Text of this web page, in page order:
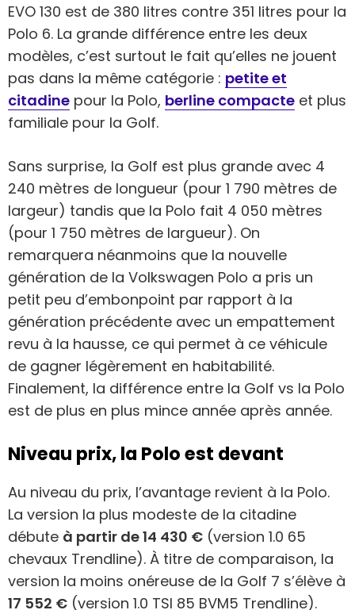
EVO 130 est de 380 litres contre 351 litres pour la
Polo 6. La grande différence entre les deux
modèles, c’est surtout le fait qu’elles ne jouent
pas dans la même catégorie : petite et
citadine pour la Polo, berline compacte et plus
familiale pour la Golf.
Sans surprise, la Golf est plus grande avec 4
240 mètres de longueur (pour 1 790 mètres de
largeur) tandis que la Polo fait 4 050 mètres
(pour 1 750 mètres de largueur). On
remarquera néanmoins que la nouvelle
génération de la Volkswagen Polo a pris un
petit peu d’embonpoint par rapport à la
génération précédente avec un empattement
revu à la hausse, ce qui permet à ce véhicule
de gagner légèrement en habitabilité.
Finalement, la différence entre la Golf vs la Polo
est de plus en plus mince année après année.
Niveau prix, la Polo est devant
Au niveau du prix, l’avantage revient à la Polo.
La version la plus modeste de la citadine
débute à partir de 14 430 € (version 1.0 65
chevaux Trendline). À titre de comparaison, la
version la moins onéreuse de la Golf 7 s’élève à
17 552 € (version 1.0 TSI 85 BVM5 Trendline).